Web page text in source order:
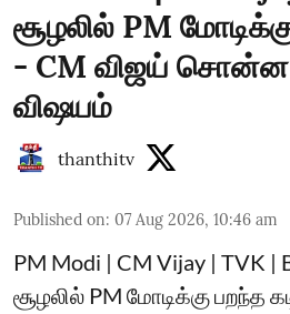
சூழலில் PM
- CM விஜய் சொன்ன
விஷயம்
thanthitv
Published on: 07 Aug 2026, 10:46 am
PM Modi | CM Vijay | TVK |
சூழலில் PM மோடிக்கு பறந்த